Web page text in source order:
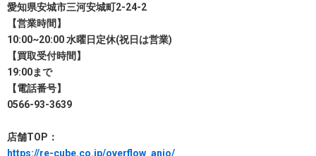
愛知県安城市三河安城町2-24-2
【営業時間】
10:00~20:00 水曜日定休(祝日は営業)
【買取受付時間】
19:00まで
【電話番号】
0566-93-3639
店舗TOP：
https://re-cube.co.jp/overflow_anjo/